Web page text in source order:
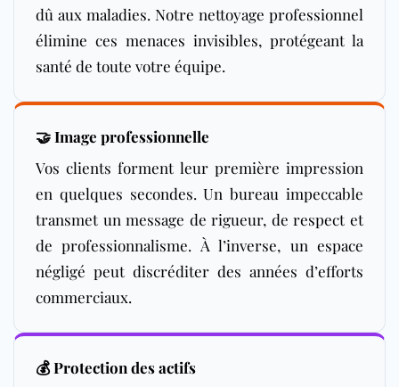
dû aux maladies. Notre nettoyage professionnel
élimine ces menaces invisibles, protégeant la
santé de toute votre équipe.
🤝 Image professionnelle
Vos clients forment leur première impression
en quelques secondes. Un bureau impeccable
transmet un message de rigueur, de respect et
de professionnalisme. À l’inverse, un espace
négligé peut discréditer des années d’efforts
commerciaux.
💰 Protection des actifs